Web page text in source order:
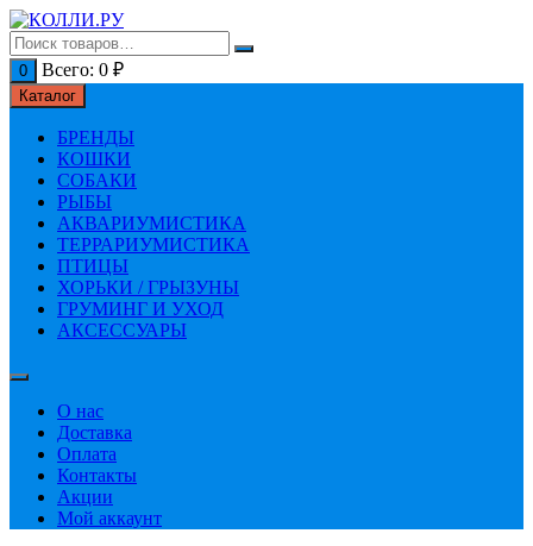
Перейти
к
содержимому
0 Всего: 0 ₽
Каталог
БРЕНДЫ
КОШКИ
СОБАКИ
РЫБЫ
АКВАРИУМИСТИКА
ТЕРРАРИУМИСТИКА
ПТИЦЫ
ХОРЬКИ / ГРЫЗУНЫ
ГРУМИНГ И УХОД
АКСЕССУАРЫ
О нас
Доставка
Оплата
Контакты
Акции
Мой аккаунт